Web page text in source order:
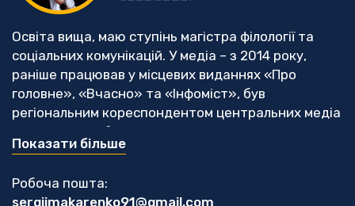
Освіта вища, маю ступінь магістра філології та
соціальних комунікацій. У медіа – з 2014 року,
раніше працював у місцевих виданнях «Про
головне», «Вчасно» та «Інфоміст», був
регіональним кореспондентом центральних медіа
УНІАН та УНН, був комунікаційником мережі
«Опора».
Національної служби журналістів у 2017 та 2018
Показати більше
Робоча пошта:
sergijmakarenko91@gmail.com